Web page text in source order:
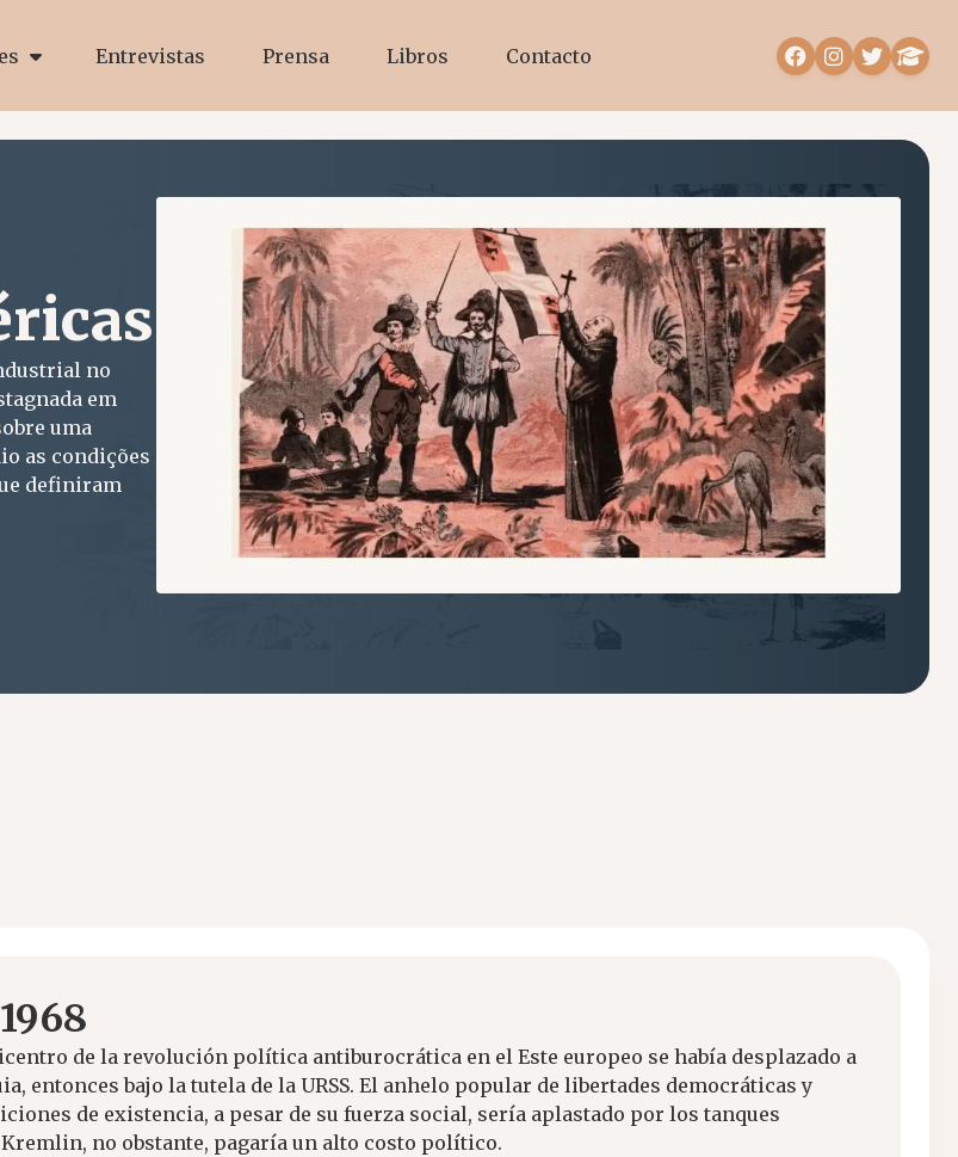
Entrevistas Prensa Libros Contacto
no
em
uma
as condições
definiram
de la revolución política antiburocrática en el Este europeo se había desplazado a
entonces bajo la tutela de la URSS. El anhelo popular de libertades democráticas y
de existencia, a pesar de su fuerza social, sería aplastado por los tanques
no obstante, pagaría un alto costo político.